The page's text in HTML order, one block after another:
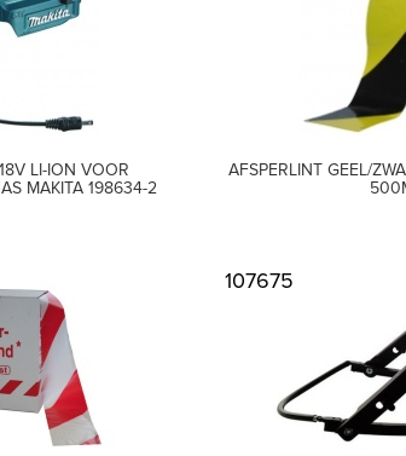
LI-ION VOOR
MAKITA 198634-2
AFSPERLINT GEEL/
107675